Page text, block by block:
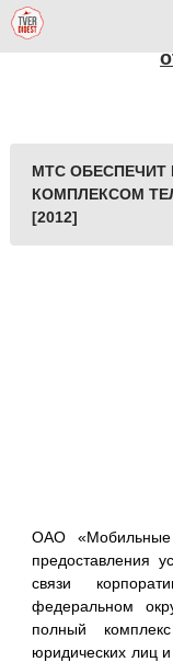
МТС
КОМПЛЕКСОМ
[2012]
ОАО
предоставления
связи
федеральном
полный
юридических лиц